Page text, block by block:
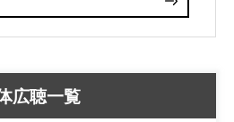
広聴一覧